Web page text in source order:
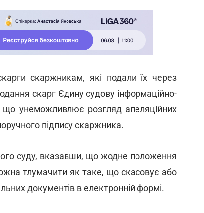
скаржникам, які подали їх через
скарг Єдину судову інформаційно-
що унеможливлює розгляд апеляційних
підпису скаржника.
суду, вказавши, що жодне положення
тлумачити як таке, що скасовує або
документів в електронній формі.